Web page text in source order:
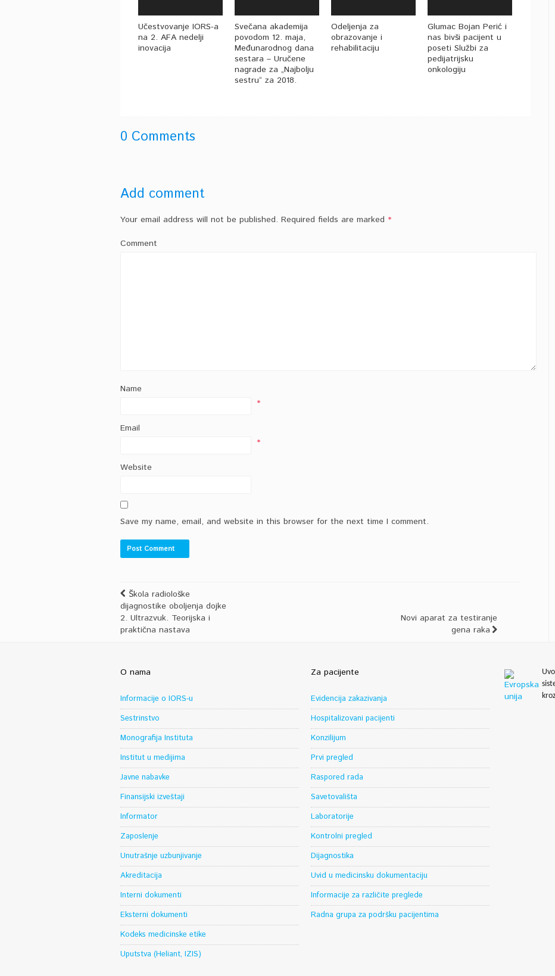
Učestvovanje IORS-a
na 2. AFA nedelji
inovacija
Svečana akademija
povodom 12. maja,
Međunarodnog dana
sestara – Uručene
nagrade za „Najbolju
sestru“ za 2018.
Odeljenja za
obrazovanje i
rehabilitaciju
Glumac Bojan Perić i
nas bivši pacijent u
poseti Službi za
pedijatrijsku
onkologiju
0 Comments
Add comment
Your email address will not be published. Required fields are marked *
Comment
Name
*
Email
*
Website
Save my name, email, and website in this browser for the next time I comment.
Škola radiološke
dijagnostike oboljenja dojke
2. Ultrazvuk. Teorijska i
praktična nastava
Novi aparat za testiranje
gena raka
O nama
Informacije o IORS-u
Sestrinstvo
Monografija Instituta
Institut u medijima
Javne nabavke
Finansijski izveštaji
Informator
Zaposlenje
Unutrašnje uzbunjivanje
Akreditacija
Interni dokumenti
Eksterni dokumenti
Kodeks medicinske etike
Uputstva (Heliant, IZIS)
Za pacijente
Evidencija zakazivanja
Hospitalizovani pacijenti
Konzilijum
Prvi pregled
Raspored rada
Savetovališta
Laboratorije
Kontrolni pregled
Dijagnostika
Uvid u medicinsku dokumentaciju
Informacije za različite preglede
Radna grupa za podršku pacijentima